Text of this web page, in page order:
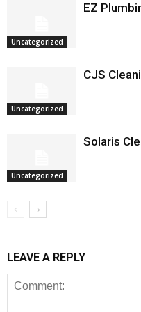
Uncategorized
EZ
Uncategorized
CJS
Uncategorized
Solaris
LEAVE A REPLY